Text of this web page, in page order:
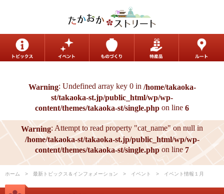
Warning: Undefined array key 0 in /home/takaoka-
st/takaoka-st.jp/public_html/wp/wp-
content/themes/takaoka-st/single.php on line 6
Warning: Attempt to read property "cat_name" on null in
/home/takaoka-st/takaoka-st.jp/public_html/wp/wp-
content/themes/takaoka-st/single.php on line 7
ホーム 最新トピックス＆インフォメーション イベント イベント情報１月